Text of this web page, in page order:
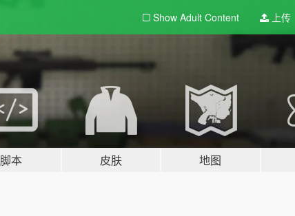
Show Adult Content 上传
脚本 皮肤 地图